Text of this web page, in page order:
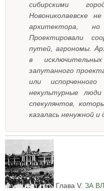
сибирскими
Новониколаевске
архитектора,
Проектировали
путей, агрономы.
в
запутанного
или испорченного
некультурные
спекулянтов,
казалась ненужной и
Глава V. ЗА